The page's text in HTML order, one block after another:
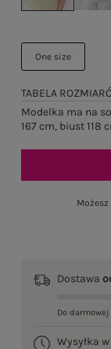
One size
TABELA
Modelka ma na
167 cm, biust 118
Dostawa
Do
Wysyłka w